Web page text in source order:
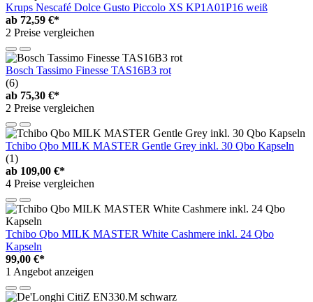
Krups Nescafé Dolce Gusto Piccolo XS KP1A01P16 weiß
ab 72,59 €*
2 Preise vergleichen
Bosch Tassimo Finesse TAS16B3 rot
(6)
ab 75,30 €*
2 Preise vergleichen
Tchibo Qbo MILK MASTER Gentle Grey inkl. 30 Qbo Kapseln
(1)
ab 109,00 €*
4 Preise vergleichen
Tchibo Qbo MILK MASTER White Cashmere inkl. 24 Qbo
Kapseln
99,00 €*
1 Angebot anzeigen